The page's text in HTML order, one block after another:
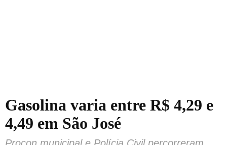
Gasolina varia entre R$ 4,29 e
4,49 em São José